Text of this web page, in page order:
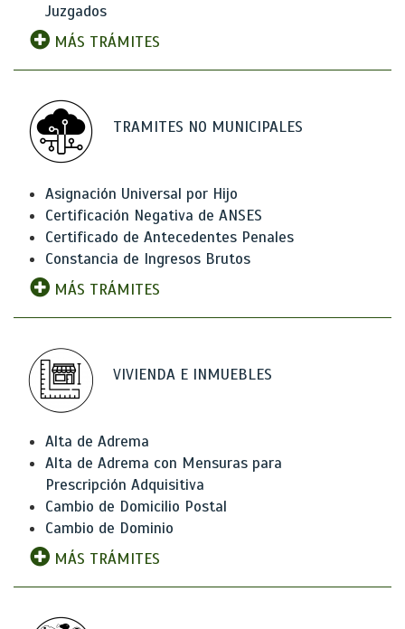
Juzgados
MÁS TRÁMITES
TRAMITES NO MUNICIPALES
Asignación Universal por Hijo
Certificación Negativa de ANSES
Certificado de Antecedentes Penales
Constancia de Ingresos Brutos
MÁS TRÁMITES
VIVIENDA E INMUEBLES
Alta de Adrema
Alta de Adrema con Mensuras para
Prescripción Adquisitiva
Cambio de Domicilio Postal
Cambio de Dominio
MÁS TRÁMITES